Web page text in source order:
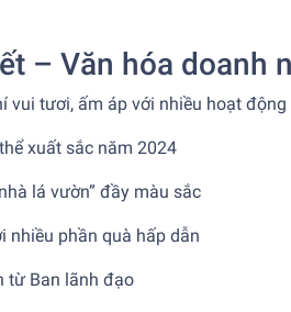
– Văn hóa doanh
vui tươi, ấm áp với nhiều hoạt
xuất sắc năm 2024
lá vườn” đầy màu sắc
nhiều phần quà hấp dẫn
từ Ban lãnh đạo